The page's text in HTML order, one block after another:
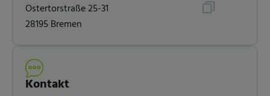
Ostertorstraße 25-31
28195 Bremen
Kontakt